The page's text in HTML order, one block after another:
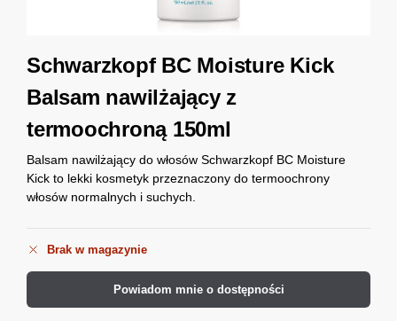
Schwarzkopf BC Moisture Kick
Balsam nawilżający z
termoochroną 150ml
Balsam nawilżający do włosów Schwarzkopf BC Moisture
Kick to lekki kosmetyk przeznaczony do termoochrony
włosów normalnych i suchych.
Brak w magazynie
Powiadom mnie o dostępności